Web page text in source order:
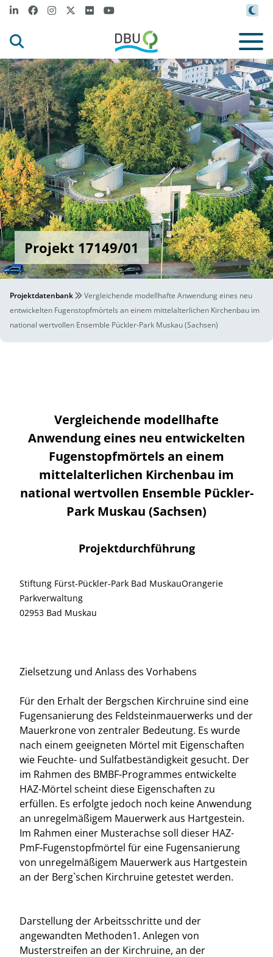
Projekt 17149/01
Projektdatenbank
Vergleichende modellhafte Anwendung eines neu
entwickelten Fugenstopfmörtels an einem mittelalterlichen Kirchenbau im
national wertvollen Ensemble Pückler-Park Muskau (Sachsen)
Vergleichende modellhafte
Anwendung eines neu entwickelten
Fugenstopfmörtels an einem
mittelalterlichen Kirchenbau im
national wertvollen Ensemble Pückler-
Park Muskau (Sachsen)
Projektdurchführung
Stiftung Fürst-Pückler-Park Bad MuskauOrangerie
Parkverwaltung
02953 Bad Muskau
Zielsetzung und Anlass des Vorhabens
Für den Erhalt der Bergschen Kirchruine sind eine
Fugensanierung des Feldsteinmauerwerks und der
Mauerkrone von zentraler Bedeutung. Es wurde
nach einem geeigneten Mörtel mit Eigenschaften
wie Feuchte- und Sulfatbeständigkeit gesucht. Der
im Rahmen des BMBF-Programmes entwickelte
HAZ-Mörtel scheint diese Eigenschaften zu
erfüllen. Es erfolgte jedoch noch keine Anwendung
an unregelmäßigem Mauerwerk aus Hartgestein.
Im Rahmen einer Musterachse soll dieser HAZ-
PmF-Fugenstopfmörtel für eine Fugensanierung
von unregelmäßigem Mauerwerk aus Hartgestein
an der Berg`schen Kirchruine getestet werden.
Darstellung der Arbeitsschritte und der
angewandten Methoden1. Anlegen von
Musterstreifen an der Kirchruine, an der